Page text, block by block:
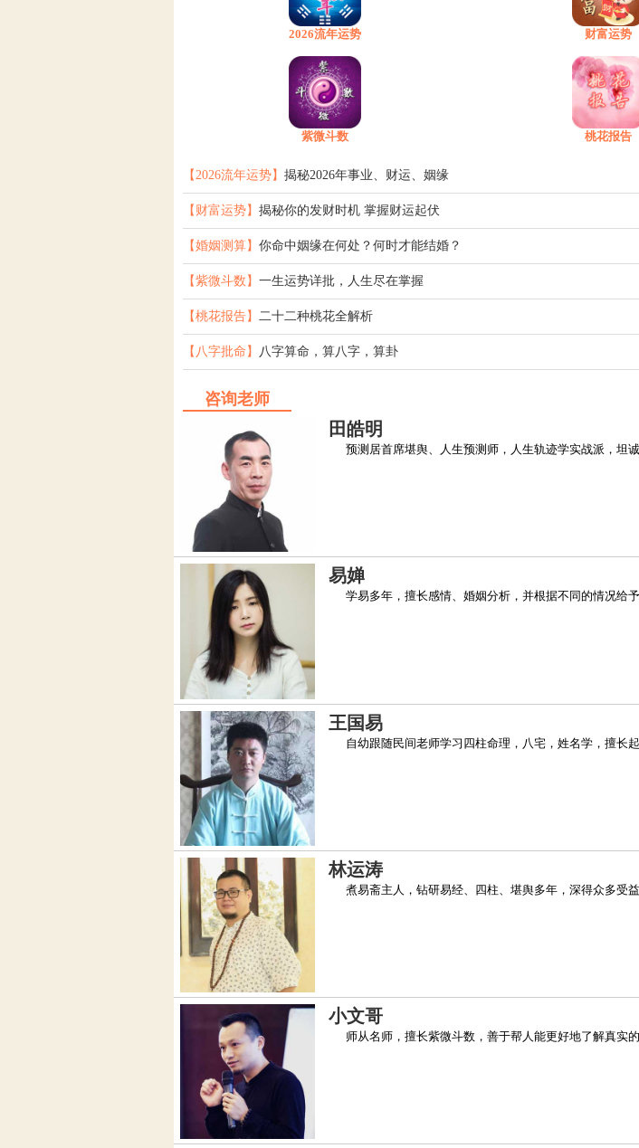
2026流年运势 财富运势
紫微斗数 桃花报告
【2026流年运势】 揭秘2026年事业、财运、姻缘
【财富运势】 揭秘你的发财时机 掌握财运起伏
【婚姻测算】 你命中姻缘在何处？何时才能结婚？
【紫微斗数】 一生运势详批，人生尽在掌握
【桃花报告】 二十二种桃花全解析
【八字批命】 八字算命，算八字，算卦
咨询老师
田皓明
预测居首席堪舆、人生预测师，人生轨迹学实战派，坦诚
易婵
学易多年，擅长感情、婚姻分析，并根据不同的情况给予
王国易
自幼跟随民间老师学习四柱命理，八宅，姓名学，擅长起
林运涛
煮易斋主人，钻研易经、四柱、堪舆多年，深得众多受益
小文哥
师从名师，擅长紫微斗数，善于帮人能更好地了解真实的